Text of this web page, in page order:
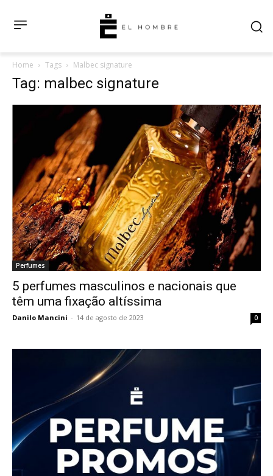
Home Tags Malbec signature
Tag: malbec signature
Perfumes
5 perfumes masculinos e nacionais que
têm uma fixação altíssima
Danilo Mancini - 14 de agosto de 2023 0